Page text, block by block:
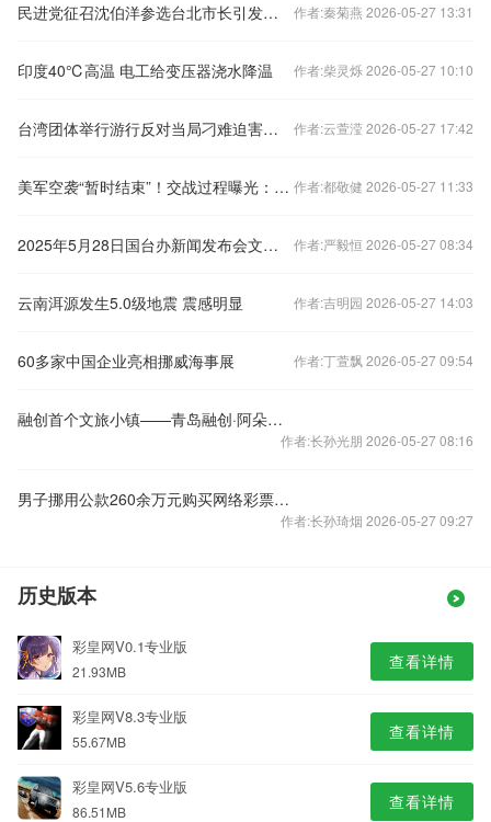
民进党征召沈伯洋参选台北市长引发岛内舆论质疑，国台办回应 作者:秦菊燕 2026-05-27 13:31
印度40℃高温 电工给变压器浇水降温 作者:柴灵烁 2026-05-27 10:10
台湾团体举行游行反对当局刁难迫害大陆配偶 作者:云萱滢 2026-05-27 17:42
美军空袭“暂时结束”！交战过程曝光：美战机袭击伊朗海军致多人死亡，伊方向美军舰开火！特朗普最新表态 作者:都敬健 2026-05-27 11:33
2025年5月28日国台办新闻发布会文字实录 作者:严毅恒 2026-05-27 08:34
云南洱源发生5.0级地震 震感明显 作者:吉明园 2026-05-27 14:03
60多家中国企业亮相挪威海事展 作者:丁萱飘 2026-05-27 09:54
融创首个文旅小镇——青岛融创·阿朵小镇正式上线
作者:长孙光朋 2026-05-27 08:16
男子挪用公款260余万元购买网络彩票 被判五年
作者:长孙琦烟 2026-05-27 09:27
历史版本
彩皇网V0.1专业版
21.93MB 查看详情
彩皇网V8.3专业版
55.67MB 查看详情
彩皇网V5.6专业版
86.51MB 查看详情